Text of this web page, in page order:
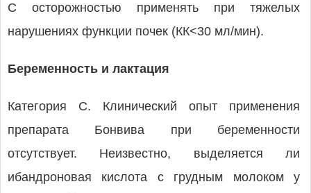
С осторожностью применять при тяжелых
нарушениях функции почек (КК<30 мл/мин).
Беременность и лактация
Категория С. Клинический опыт применения
препарата Бонвива при беременности
отсутствует. Неизвестно, выделяется ли
ибандроновая кислота с грудным молоком у